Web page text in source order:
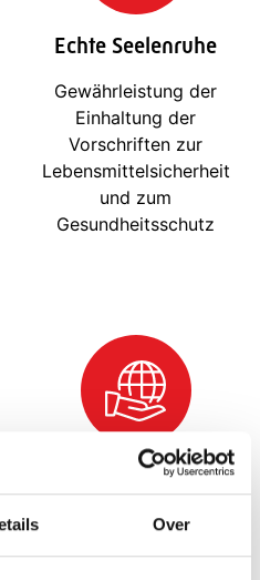
Over
Echte Seelenruhe
Gewährleistung der
Einhaltung der
Vorschriften zur
Lebensmittelsicherheit
und zum
Gesundheitsschutz
In vielen Sprache